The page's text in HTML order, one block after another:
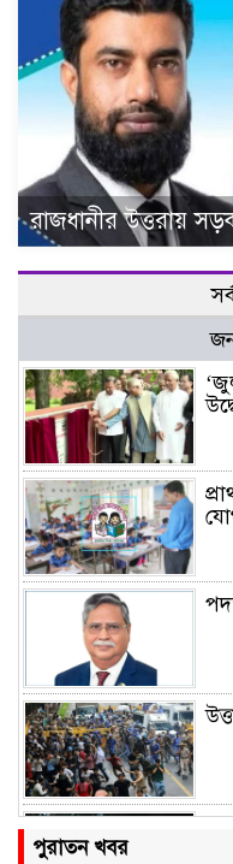
রাজধানীর উত্তরায়
পুরাতন খবর